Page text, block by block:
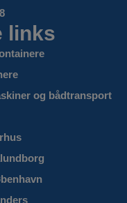
links
og bådtransport